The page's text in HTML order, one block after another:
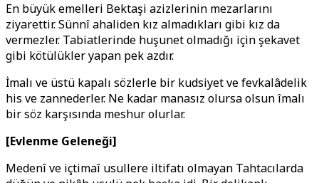
En büyük emelleri Bektaşi azizlerinin mezarlarını
ziyarettir. Sünnî ahaliden kız almadıkları gibi kız da
vermezler. Tabiatlerinde huşunet olmadığı için şekavet
gibi kötülükler yapan pek azdır.
İmalı ve üstü kapalı sözlerle bir kudsiyet ve fevkalâdelik
his ve zannederler. Ne kadar manasız olursa olsun îmalı
bir söz karşısında meshur olurlar.
[Evlenme Geleneği]
Medenî ve içtimaî usullere iltifatı olmayan Tahtacılarda